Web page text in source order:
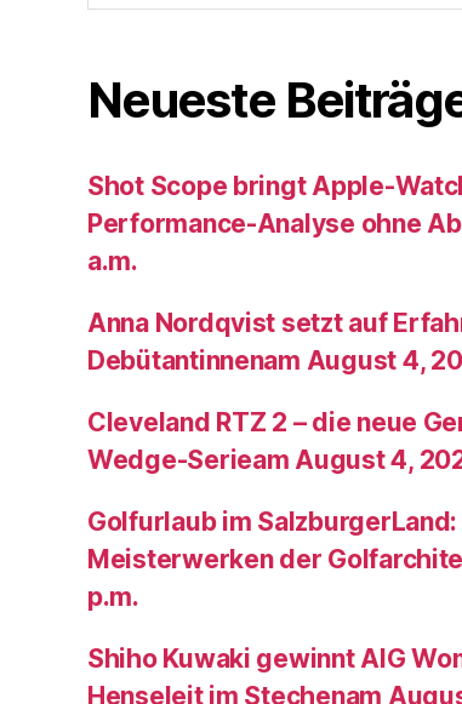
Neueste
Shot Scope bringt Apple-
Performance-Analyse ohne
a.m.
Anna Nordqvist setzt auf
Debütantinnenam August 4,
Cleveland RTZ 2 – die neue
Wedge-Serieam August 4,
Golfurlaub im
Meisterwerken der
p.m.
Shiho Kuwaki gewinnt AIG
Henseleit im Stechenam